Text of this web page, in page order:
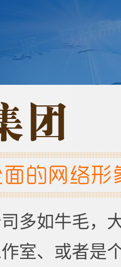
多如牛毛，
室、或者是